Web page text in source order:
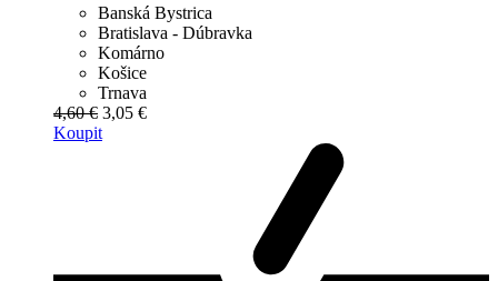
Banská Bystrica
Bratislava - Dúbravka
Komárno
Košice
Trnava
4,60 € 3,05 €
Koupit